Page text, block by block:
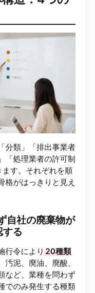
分類」「排出事業者
「処理業者の許可制
す。それぞれを順
格がはっきりと見え
社の廃棄物が
する
行令により 20種類
泥、廃油、廃酸、
など、業種を問わず
でのみ発生する種類